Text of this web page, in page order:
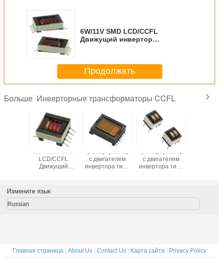
6W/11V SMD LCD/CCFL
Движущий инвертор
Продолжать
Больше Инверторные трансформаторы CCFL
2.5W/13V SMD
LCD/CCFL
Движущий
Трансформатор
с двигателем
инвертора типа
Трансформатор
с двигателем
инвертора типа
Измените язык
Russian
Главная страница | About Us | Contact Us | Карта сайта | Privacy Policy